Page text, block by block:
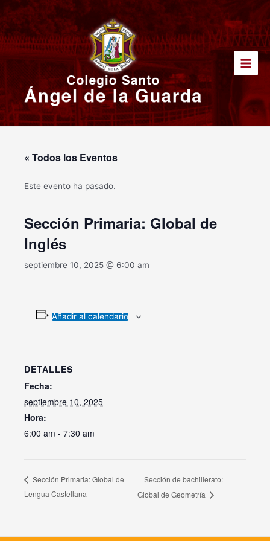
al
contenido
Main
« Todos los Eventos
Este evento ha pasado.
Sección Primaria: Global de
Inglés
septiembre 10, 2025 @ 6:00 am
Añadir al calendario
DETALLES
Fecha:
septiembre 10, 2025
Hora:
6:00 am - 7:30 am
Sección Primaria: Global de
Lengua Castellana
Sección de bachillerato:
Global de Geometría